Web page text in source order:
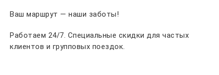
Ваш маршрут — наши заботы!
Работаем 24/7. Специальные скидки для частых
клиентов и групповых поездок.